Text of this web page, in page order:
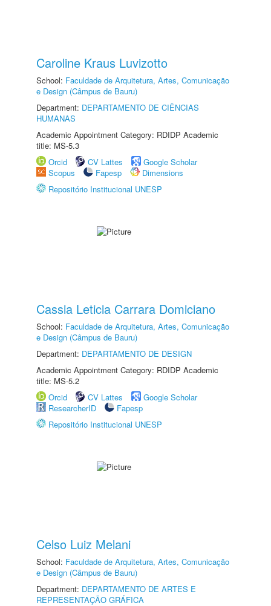
Caroline Kraus Luvizotto
School: Faculdade de Arquitetura, Artes, Comunicação
e Design (Câmpus de Bauru)
Department: DEPARTAMENTO DE CIÊNCIAS
HUMANAS
Academic Appointment Category: RDIDP Academic
title: MS-5.3
Orcid
CV Lattes
Google Scholar
Scopus
Fapesp
Dimensions
Repositório Institucional UNESP
Cassia Leticia Carrara Domiciano
School: Faculdade de Arquitetura, Artes, Comunicação
e Design (Câmpus de Bauru)
Department: DEPARTAMENTO DE DESIGN
Academic Appointment Category: RDIDP Academic
title: MS-5.2
Orcid
CV Lattes
Google Scholar
ResearcherID
Fapesp
Repositório Institucional UNESP
Celso Luiz Melani
School: Faculdade de Arquitetura, Artes, Comunicação
e Design (Câmpus de Bauru)
Department: DEPARTAMENTO DE ARTES E
REPRESENTAÇÃO GRÁFICA